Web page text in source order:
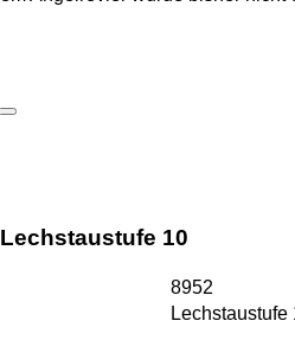
10
8952
Lechstaustufe